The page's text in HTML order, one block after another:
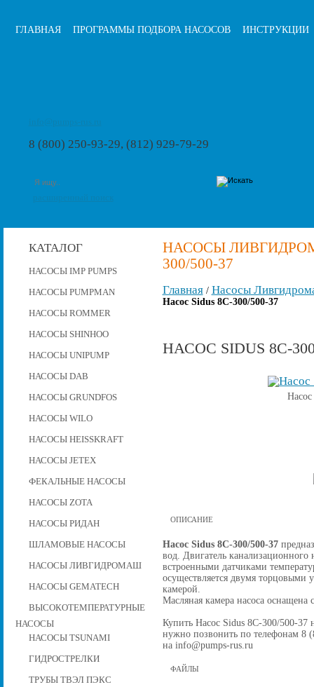
ГЛАВНАЯ ПРОГРАММЫ ПОДБОРА НАСОСОВ ИНСТРУКЦИИ
8 (800) 250-93-29, (812) 929-79-29
КАТАЛОГ
НАСОСЫ IMP PUMPS
НАСОСЫ PUMPMAN
НАСОСЫ ROMMER
НАСОСЫ SHINHOO
НАСОСЫ UNIPUMP
НАСОСЫ DAB
НАСОСЫ GRUNDFOS
НАСОСЫ WILO
НАСОСЫ HEISSKRAFT
НАСОСЫ JETEX
ФЕКАЛЬНЫЕ НАСОСЫ
НАСОСЫ ZOTA
НАСОСЫ РИДАН
ШЛАМОВЫЕ НАСОСЫ
НАСОСЫ ЛИВГИДРОМАШ
НАСОСЫ GEMATECH
ВЫСОКОТЕМПЕРАТУРНЫЕ
НАСОСЫ
НАСОСЫ TSUNAMI
ГИДРОСТРЕЛКИ
ТРУБЫ ТВЭЛ ПЭКС
НАСОСЫ
300/500-37
Главная/ Насосы
Насос Sidus 8C-300/500-37
НАСОС SIDUS 8C-
ОПИСАНИЕ
Насос Sidus 8C-300/500-37
вод. Двигатель канализационного
встроенными датчиками
осуществляется двумя торцовыми
камерой.
Масляная камера насоса оснащена
Купить Насос Sidus 8C-300/500-37
нужно позвонить по телефонам 8
на info@pumps-rus.ru
ФАЙЛЫ